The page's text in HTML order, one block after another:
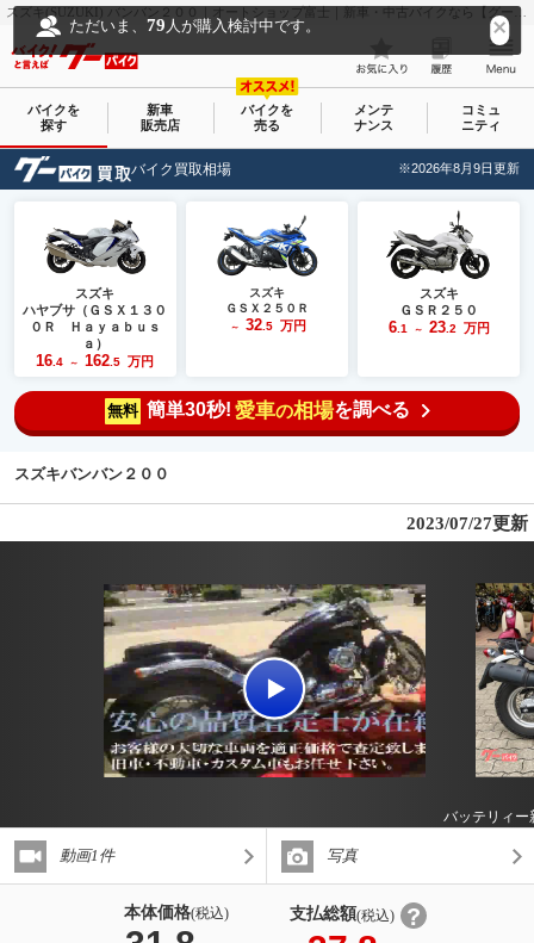
スズキ(SUZUKI) バンバン２００｜オートショップ富士｜新車・中古バイクなら【グーバイク(GooBike)】
ただいま、79 人が購入検討中です。
バイクを
探す
新車
販売店
バイクを
売る
メンテ
ナンス
コミュ
ニティ
バイク買取相場 ※2026年8月9日更新
スズキ
ハヤブサ（ＧＳＸ１３０
０Ｒ Ｈａｙａｂｕｓ
ａ）
16 .4 ～ 162 .5 万円
スズキ
ＧＳＸ２５０Ｒ
～ 32.5 万円
スズキ
ＧＳＲ２５０
6.1 ～ 23.2 万円
無料 簡単30秒! 愛車の相場を調べる
スズキバンバン２００
2023/07/27更新
バッテリィー
動画1件 写真
本体価格(税込) 支払総額(税込)